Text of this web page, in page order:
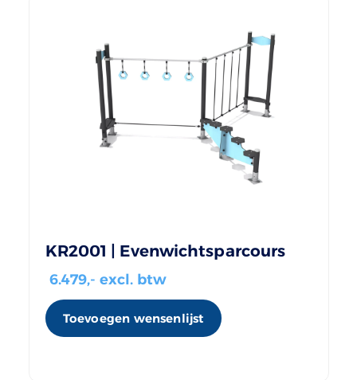
KR2001 | Evenwichtsparcours
6.479,- excl. btw
Toevoegen wensenlijst